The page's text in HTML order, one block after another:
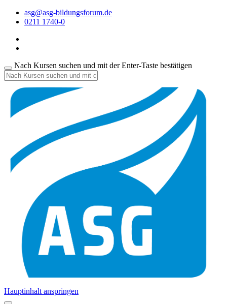
asg@asg-bildungsforum.de
0211 1740-0
Nach Kursen suchen und mit der Enter-Taste bestätigen
Hauptinhalt anspringen